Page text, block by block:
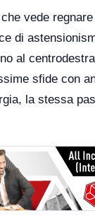
vede
di
al
sfide con
la stessa